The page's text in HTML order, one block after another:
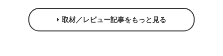
取材／レビュー記事をもっと見る